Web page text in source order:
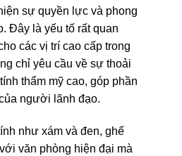
sự quyền lực và phong
Đây là yếu tố rất quan
các vị trí cao cấp trong
chỉ yêu cầu về sự thoải
thẩm mỹ cao, góp phần
người lãnh đạo.
như xám và đen, ghế
văn phòng hiện đại mà